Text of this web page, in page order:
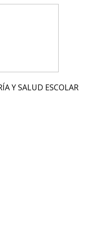
Y SALUD ESCOLAR